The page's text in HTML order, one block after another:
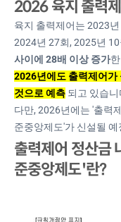
2026 육지 출력
육지 출력제어는 2023
2024년 27회, 2025년
사이에 28배 이상 증가
2026년에도 출력제어가
것으로 예측 되고 있습니
다만, 2026년에는 '출력
준중앙제도'가 신설될
출력제어 정산금
준중앙제도'란?